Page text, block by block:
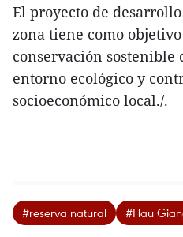
El proyecto de
zona tiene como
conservación sostenible
entorno ecológico y
socioeconómico local./.
#reserva natural #Hau